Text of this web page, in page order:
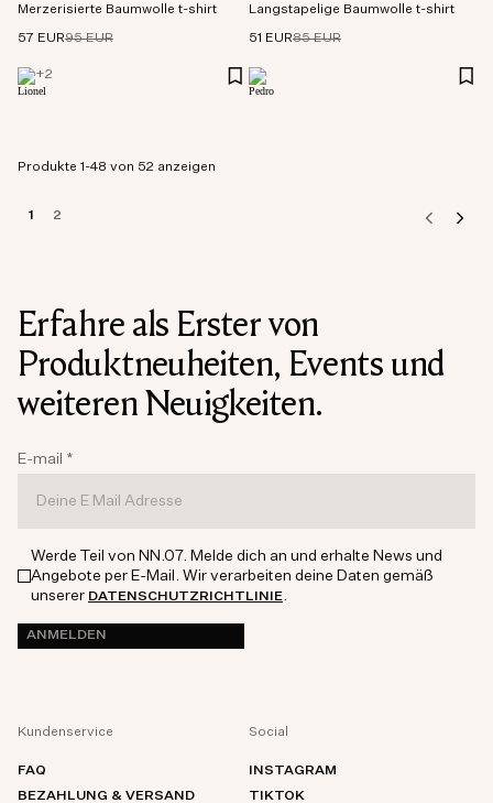
Merzerisierte Baumwolle t-shirt
57 EUR95 EUR
+2
Langstapelige Baumwolle t-shirt
51 EUR85 EUR
Produkte 1-48 von 52 anzeigen
1 2
Erfahre als Erster von
Produktneuheiten, Events und
weiteren Neuigkeiten.
E-mail *
Werde Teil von NN.07. Melde dich an und erhalte News und
Angebote per E-Mail. Wir verarbeiten deine Daten gemäß
unserer DATENSCHUTZRICHTLINIE.
ANMELDEN
Kundenservice
FAQ
BEZAHLUNG & VERSAND
Social
INSTAGRAM
TIKTOK